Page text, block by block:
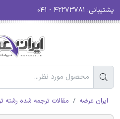
پشتیبانی:
ایران عرضه مقالات ترجمه شده رشته